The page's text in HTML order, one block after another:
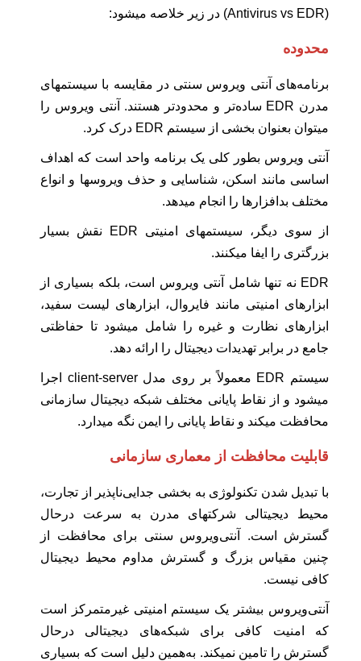
(Antivirus vs EDR) در زیر خلاصه میشود:
محدوده
برنامه‌های آنتی ویروس سنتی در مقایسه با سیستمهای
مدرن EDR ساده‌تر و محدودتر هستند. آنتی ویروس را
میتوان بعنوان بخشی از سیستم EDR درک کرد.
آنتی ویروس بطور کلی یک برنامه واحد است که اهداف
اساسی مانند اسکن، شناسایی و حذف ویروسها و انواع
مختلف بدافزارها را انجام میدهد.
از سوی دیگر، سیستمهای امنیتی EDR نقش بسیار
بزرگتری را ایفا میکنند.
EDR نه تنها شامل آنتی ویروس است، بلکه بسیاری از
ابزارهای امنیتی مانند فایروال، ابزارهای لیست سفید،
ابزارهای نظارت و غیره را شامل میشود تا حفاظتی
جامع در برابر تهدیدات دیجیتال را ارائه دهد.
سیستم EDR معمولاً بر روی مدل client-server اجرا
میشود و از نقاط پایانی مختلف شبکه دیجیتال سازمانی
محافظت میکند و نقاط پایانی را ایمن نگه میدارد.
قابلیت محافظت از معماری سازمانی
با تبدیل شدن تکنولوژی به بخشی جدایی‌ناپذیر از تجارت،
محیط دیجیتالی شرکتهای مدرن به سرعت درحال
گسترش است. آنتی‌ویروس سنتی برای محافظت از
چنین مقیاس بزرگ و گسترش مداوم محیط دیجیتال
کافی نیست.
آنتی‌ویروس بیشتر یک سیستم امنیتی غیرمتمرکز است
که امنیت کافی برای شبکه‌های دیجیتالی درحال
گسترش را تامین نمیکند. به‌همین دلیل است که بسیاری